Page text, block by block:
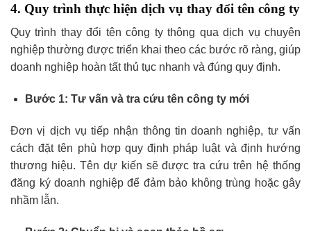
4. Quy trình thực hiện dịch vụ thay đổi tên công ty
Quy trình thay đổi tên công ty thông qua dịch vụ chuyên
nghiệp thường được triển khai theo các bước rõ ràng, giúp
doanh nghiệp hoàn tất thủ tục nhanh và đúng quy định.
Bước 1: Tư vấn và tra cứu tên công ty mới
Đơn vị dịch vụ tiếp nhận thông tin doanh nghiệp, tư vấn
cách đặt tên phù hợp quy định pháp luật và định hướng
thương hiệu. Tên dự kiến sẽ được tra cứu trên hệ thống
đăng ký doanh nghiệp để đảm bảo không trùng hoặc gây
nhầm lẫn.